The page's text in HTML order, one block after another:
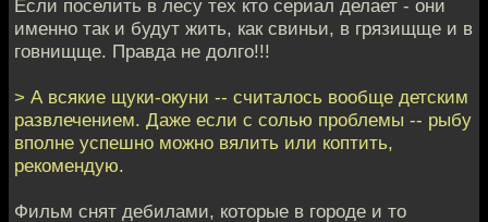
Если поселить в лесу тех кто сериал делает - они
именно так и будут жить, как свиньи, в грязищще и в
говнищще. Правда не долго!!!
> А всякие щуки-окуни -- считалось вообще детским
развлечением. Даже если с солью проблемы -- рыбу
вполне успешно можно вялить или коптить,
рекомендую.
Фильм снят дебилами, которые в городе и то